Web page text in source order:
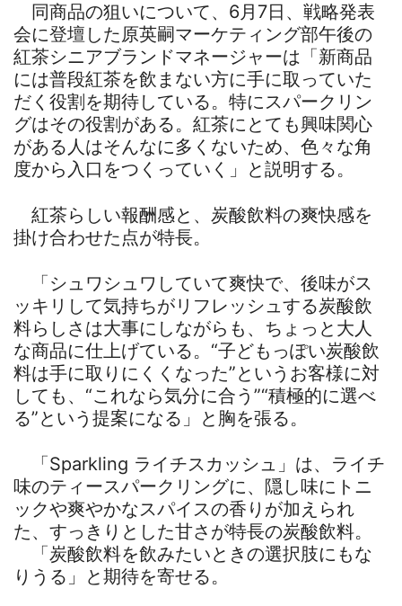
同商品の狙いについて、6月7日、戦略発表
会に登壇した原英嗣マーケティング部午後の
紅茶シニアブランドマネージャーは「新商品
には普段紅茶を飲まない方に手に取っていた
だく役割を期待している。特にスパークリン
グはその役割がある。紅茶にとても興味関心
がある人はそんなに多くないため、色々な角
度から入口をつくっていく」と説明する。
紅茶らしい報酬感と、炭酸飲料の爽快感を
掛け合わせた点が特長。
「シュワシュワしていて爽快で、後味がス
ッキリして気持ちがリフレッシュする炭酸飲
料らしさは大事にしながらも、ちょっと大人
な商品に仕上げている。“子どもっぽい炭酸飲
料は手に取りにくくなった”というお客様に対
しても、“これなら気分に合う”“積極的に選べ
る”という提案になる」と胸を張る。
「Sparkling ライチスカッシュ」は、ライチ
味のティースパークリングに、隠し味にトニ
ックや爽やかなスパイスの香りが加えられ
た、すっきりとした甘さが特長の炭酸飲料。
「炭酸飲料を飲みたいときの選択肢にもな
りうる」と期待を寄せる。